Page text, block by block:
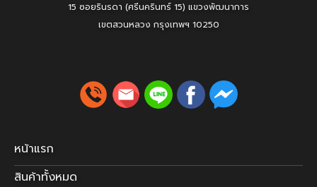
15 ซอยรินรดา (ศรีนครินทร์ 15) แขวงพัฒนาการ
เขตสวนหลวง กรุงเทพฯ 10250
หน้าแรก
สินค้าทั้งหมด